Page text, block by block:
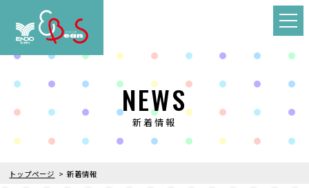
NEWS
新着情報
トップページ 新着情報